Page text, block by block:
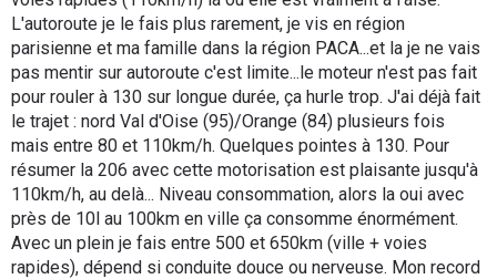
L'autoroute je le fais plus rarement, je vis en région
parisienne et ma famille dans la région PACA...et la je ne vais
pas mentir sur autoroute c'est limite...le moteur n'est pas fait
pour rouler à 130 sur longue durée, ça hurle trop. J'ai déjà fait
le trajet : nord Val d'Oise (95)/Orange (84) plusieurs fois
mais entre 80 et 110km/h. Quelques pointes à 130. Pour
résumer la 206 avec cette motorisation est plaisante jusqu'à
110km/h, au delà... Niveau consommation, alors la oui avec
près de 10l au 100km en ville ça consomme énormément.
Avec un plein je fais entre 500 et 650km (ville + voies
rapides), dépend si conduite douce ou nerveuse. Mon record